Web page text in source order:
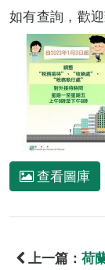
如有查詢，歡
查看圖庫
上一篇： 荷